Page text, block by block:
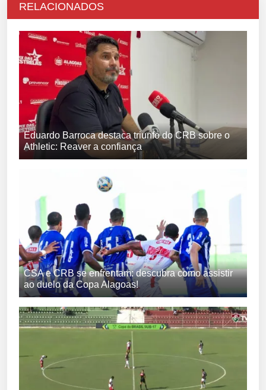
RELACIONADOS
Eduardo Barroca destaca triunfo do CRB sobre o
Athletic: Reaver a confiança
CSA e CRB se enfrentam: descubra como assistir
ao duelo da Copa Alagoas!